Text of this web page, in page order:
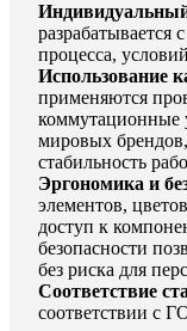
разрабатывается
процесса,
Использование
применяются
коммутационные
мировых брендов,
стабильность
Эргономика и
элементов,
доступ к
безопасности
без риска для
Соответствие
соответствии с